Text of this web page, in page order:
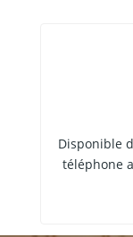
Disponible
téléphone